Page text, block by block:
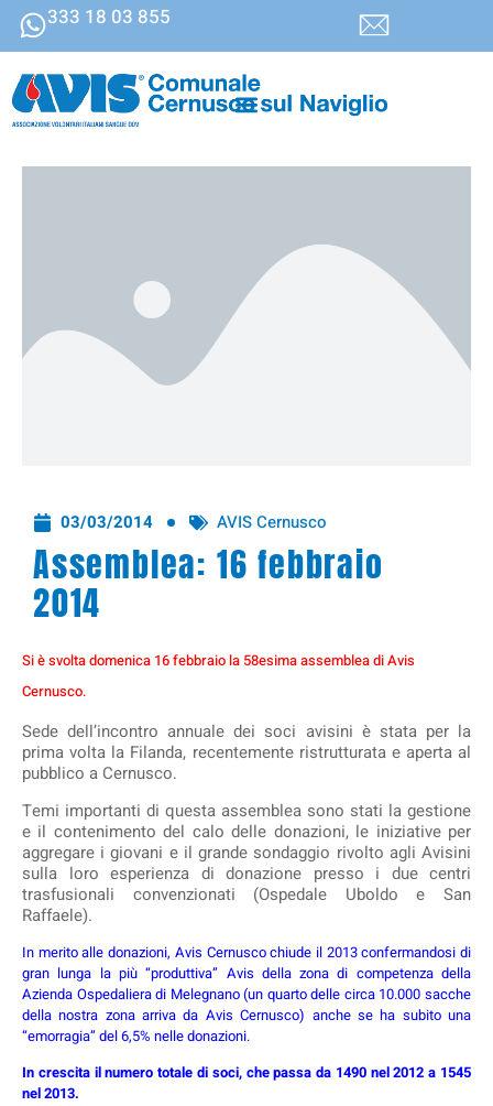
333 18 03 855
03/03/2014 AVIS Cernusco
Assemblea: 16 febbraio
2014
Si è svolta domenica 16 febbraio la 58esima assemblea di Avis
Cernusco.
Sede dell’incontro annuale dei soci avisini è stata per la
prima volta la Filanda, recentemente ristrutturata e aperta al
pubblico a Cernusco.
Temi importanti di questa assemblea sono stati la gestione
e il contenimento del calo delle donazioni, le iniziative per
aggregare i giovani e il grande sondaggio rivolto agli Avisini
sulla loro esperienza di donazione presso i due centri
trasfusionali convenzionati (Ospedale Uboldo e San
Raffaele).
In merito alle donazioni, Avis Cernusco chiude il 2013 confermandosi di
gran lunga la più “produttiva” Avis della zona di competenza della
Azienda Ospedaliera di Melegnano (un quarto delle circa 10.000 sacche
della nostra zona arriva da Avis Cernusco) anche se ha subito una
“emorragia” del 6,5% nelle donazioni.
In crescita il numero totale di soci, che passa da 1490 nel 2012 a 1545
nel 2013.